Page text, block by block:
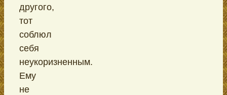
другого,
тот
соблюл
себя
неукоризненным.
Ему
не